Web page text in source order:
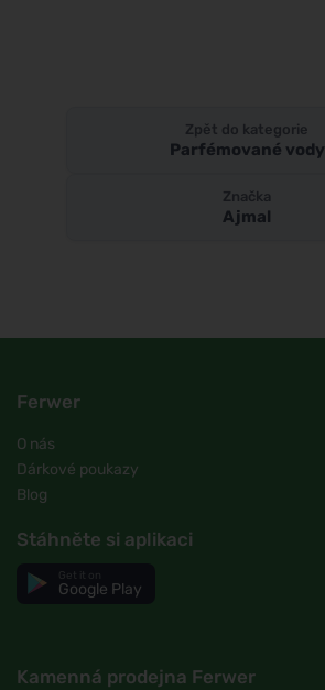
Zpět do kategorie
Parfémované vody
Značka
Ajmal
Ferwer
O nás
Dárkové poukazy
Blog
Stáhněte si aplikaci
Google Play
Kamenná prodejna Ferwer